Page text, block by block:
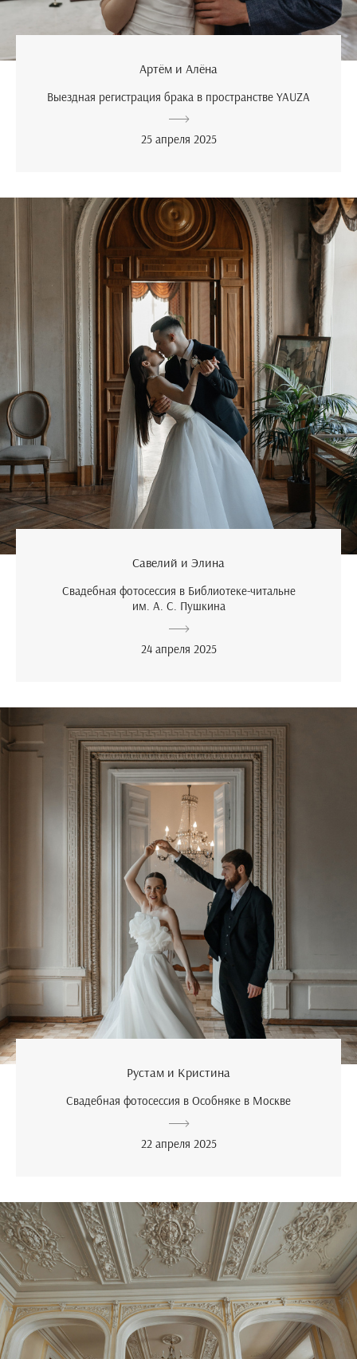
Артём и Алёна
Выездная регистрация брака в пространстве YAUZA
25 апреля 2025
Савелий и Элина
Свадебная фотосессия в Библиотеке-читальне
им. А. С. Пушкина
24 апреля 2025
Рустам и Кристина
Свадебная фотосессия в Особняке в Москве
22 апреля 2025